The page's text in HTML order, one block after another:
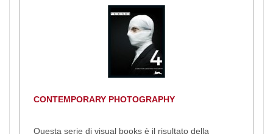
CONTEMPORARY PHOTOGRAPHY
Questa serie di visual books è il risultato della